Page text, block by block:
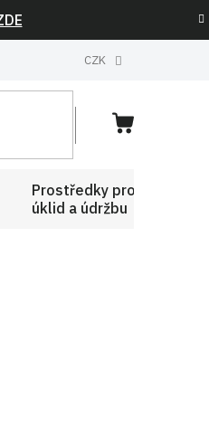
CZK
NÁKUPNÍ
Prostředky pro
úklid a údržbu